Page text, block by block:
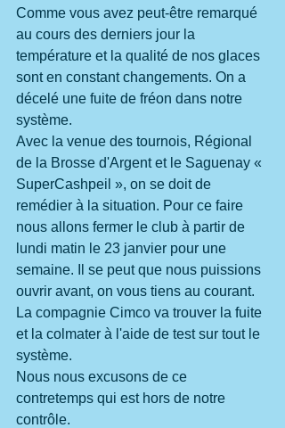
Comme vous avez peut-être remarqué
au cours des derniers jour la
température et la qualité de nos glaces
sont en constant changements. On a
décelé une fuite de fréon dans notre
système.
Avec la venue des tournois, Régional
de la Brosse d'Argent et le Saguenay «
SuperCashpeil », on se doit de
remédier à la situation. Pour ce faire
nous allons fermer le club à partir de
lundi matin le 23 janvier pour une
semaine. Il se peut que nous puissions
ouvrir avant, on vous tiens au courant.
La compagnie Cimco va trouver la fuite
et la colmater à l'aide de test sur tout le
système.
Nous nous excusons de ce
contretemps qui est hors de notre
contrôle.